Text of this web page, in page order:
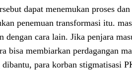
dapat menemukan proses
penemuan transformasi itu.
dengan cara lain. Jika penjara
bisa membiarkan perdagangan
para korban stigmatisasi